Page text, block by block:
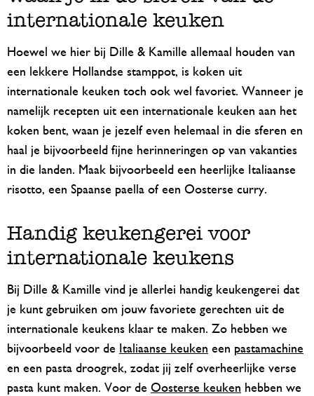
internationale keuken
Hoewel we hier bij Dille & Kamille allemaal houden van
een lekkere Hollandse stamppot, is koken uit
internationale keuken toch ook wel favoriet. Wanneer je
namelijk recepten uit een internationale keuken aan het
koken bent, waan je jezelf even helemaal in die sferen en
haal je bijvoorbeeld fijne herinneringen op van vakanties
in die landen. Maak bijvoorbeeld een heerlijke Italiaanse
risotto, een Spaanse paella of een Oosterse curry.
Handig keukengerei voor
internationale keukens
Bij Dille & Kamille vind je allerlei handig keukengerei dat
je kunt gebruiken om jouw favoriete gerechten uit de
internationale keukens klaar te maken. Zo hebben we
bijvoorbeeld voor de
Italiaanse keuken een pastamachine
en een pasta droogrek, zodat jij zelf overheerlijke verse
pasta kunt maken. Voor de Oosterse keuken hebben we